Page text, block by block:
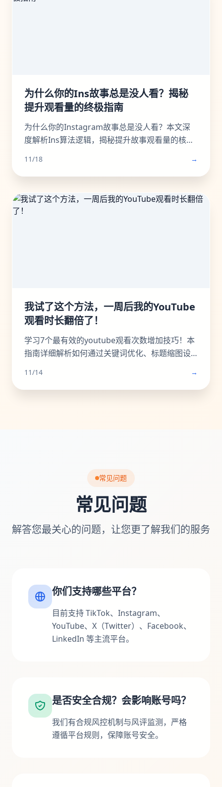
管理员还是资深运营者，都能从中找到实用策
为什么你的Ins故事总是没人看？揭秘
提升观看量的终极指南
为什么你的Instagram故事总是没人看？本文深
度解析Ins算法逻辑，揭秘提升故事观看量的核心
提供一套完整的实战指南。学习如何创作吸引眼
Instagram转发分享，从而大幅提升你的
11/18 →
我试了这个方法，一周后我的YouTube
观看时长翻倍了！
学习7个最有效的youtube观看次数增加技巧！本
指南详细解析如何通过关键词优化、标题缩图设
量、YouTube订阅和YouTube观看时长。无论新
11/14 →
常见问题
常见问题
解答您最关心的问题，让您更了解我们的服务
你们支持哪些平台？
目前支持 TikTok、Instagram、
YouTube、X（Twitter）、Facebook、
LinkedIn 等主流平台。
是否安全合规？会影响账号吗？
我们有合规风控机制与风评监测，严格
遵循平台规则，保障账号安全。